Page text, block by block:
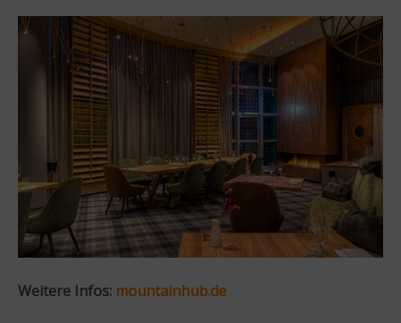
Weitere Infos: mountainhub.de